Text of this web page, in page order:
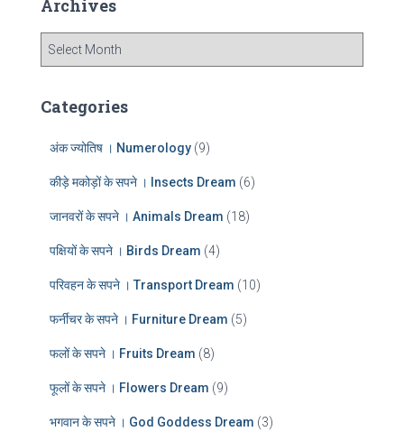
h
f
r
Archives
h
Categories
अंक ज्योतिष । Numerology (9)
कीड़े मकोड़ों के सपने । Insects Dream (6)
जानवरों के सपने । Animals Dream (18)
पक्षियों के सपने । Birds Dream (4)
परिवहन के सपने । Transport Dream (10)
फर्नीचर के सपने । Furniture Dream (5)
फलों के सपने । Fruits Dream (8)
फूलों के सपने । Flowers Dream (9)
भगवान के सपने । God Goddess Dream (3)